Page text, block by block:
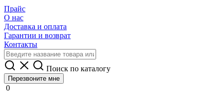
Прайс
О нас
Доставка и оплата
Гарантии и возврат
Контакты
Поиск по каталогу
Перезвоните мне
0